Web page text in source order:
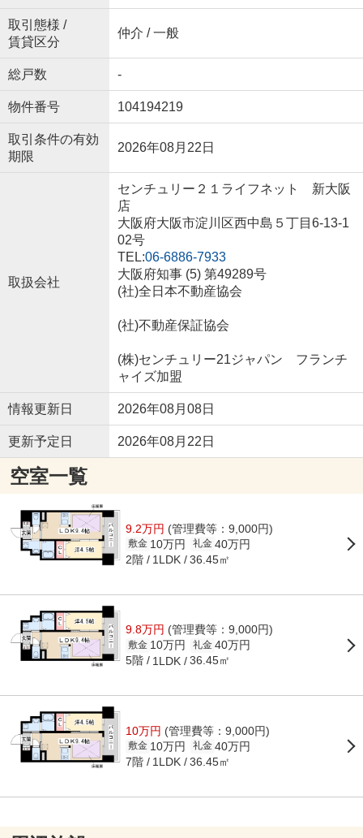
取引態様 /
賃貸区分
仲介 / 一般
総戸数 -
物件番号 104194219
取引条件の有効
期限
2026年08月22日
取扱会社
センチュリー２１ライフネット 新大阪
店
大阪府大阪市淀川区西中島５丁目6-13-1
02号
TEL:06-6886-7933
大阪府知事 (5) 第49289号
(社)全日本不動産協会
(社)不動産保証協会
(株)センチュリー21ジャパン フランチ
ャイズ加盟
情報更新日 2026年08月08日
更新予定日 2026年08月22日
空室一覧
9.2万円 (管理費等：9,000円)
敷金 10万円 礼金 40万円
2階 1LDK 36.45㎡
9.8万円 (管理費等：9,000円)
敷金 10万円 礼金 40万円
5階 1LDK 36.45㎡
10万円 (管理費等：9,000円)
敷金 10万円 礼金 40万円
7階 1LDK 36.45㎡